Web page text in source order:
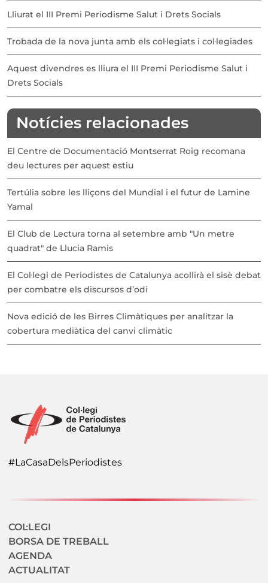
Lliurat el III Premi Periodisme Salut i Drets Socials
Trobada de la nova junta amb els col·legiats i col·legiades
Aquest divendres es lliura el III Premi Periodisme Salut i
Drets Socials
Notícies relacionades
El Centre de Documentació Montserrat Roig recomana
deu lectures per aquest estiu
Tertúlia sobre les lliçons del Mundial i el futur de Lamine
Yamal
El Club de Lectura torna al setembre amb "Un metre
quadrat" de Llucia Ramis
El Col·legi de Periodistes de Catalunya acollirà el sisè debat
per combatre els discursos d’odi
Nova edició de les Birres Climàtiques per analitzar la
cobertura mediàtica del canvi climàtic
#LaCasaDelsPeriodistes
Navegació secundaria
COL·LEGI
BORSA DE TREBALL
AGENDA
ACTUALITAT